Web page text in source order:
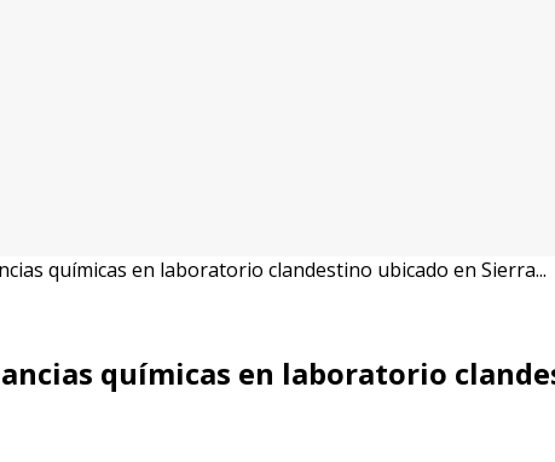
químicas en laboratorio clandestino ubicado en Sierra...
químicas en laboratorio